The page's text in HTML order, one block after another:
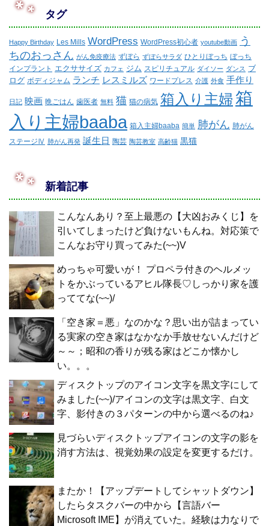
タグ
Happy Birthday Les Mills WordPress WordPress初心者 youtube動画 う
ちのおっさん がん免疫療法 ずぼら ずぼらサラダ ひとりぼっち ぼっち
インプラント エクササイズ カフェ ジム スピリチュアル ダイソー ダンス ブ
ログ ボディジャム ランチ レスミルズ ワードプレス 介護 外食 手作り
日記 映画 晩ごはん 歯医者 無料 猫 猫の病気 箱入り主婦箱
入り主婦baaba 箱入主婦baaba 簡単 肺がん 肺がん
ステージⅣ 肺がん再発 誕生日 陶芸 陶芸教室 高齢猫 黒猫
新着記事
こんなんあり？至上最悪の【大凶おみくじ】を
引いてしまったけど負けないもんね。対応策で
こんなお守り買ってみた(~~)V
めっちゃ可愛いが！ プロペラ付きのヘルメッ
トをかぶっているアヒル隊長♡しっかり家を護
っててな(~~)/
「空き家＝悪」なのかな？思い出が詰まってい
る実家の空き家はなかなか手放せないんだけど
～～；昭和の香りが残る家はどこか懐かし
い。。。
ディスクトップのアイコン文字を黒文字にして
みました(~~)/アイコンの文字は黒文字、白文
字、影付きの３パターンの中から選べるのね♪
見づらいディスクトップアイコンの文字の影を
消す方法は、視覚効果の設定を変更するだけ。
またか！【アップデートしてシャットダウン】
したらタスクバーの中から【言語バー
Microsoft IME】が消えていた。経験は力なりで